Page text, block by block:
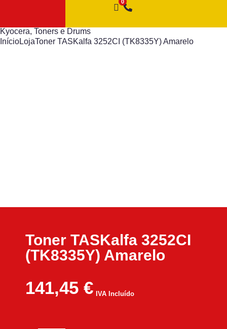
Kyocera, Toners e Drums
InícioLojaToner TASKalfa 3252CI (TK8335Y) Amarelo
Toner TASKalfa 3252CI
(TK8335Y) Amarelo
141,45 € IVA Incluído